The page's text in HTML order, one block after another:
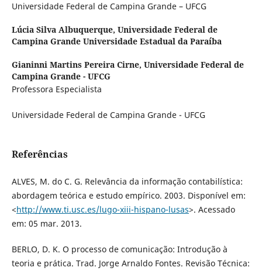
Universidade Federal de Campina Grande – UFCG
Lúcia Silva Albuquerque, Universidade Federal de
Campina Grande Universidade Estadual da Paraíba
Gianinni Martins Pereira Cirne, Universidade Federal de
Campina Grande - UFCG
Professora Especialista
Universidade Federal de Campina Grande - UFCG
Referências
ALVES, M. do C. G. Relevância da informação contabilística:
abordagem teórica e estudo empírico. 2003. Disponível em:
<http://www.ti.usc.es/lugo-xiii-hispano-lusas>. Acessado
em: 05 mar. 2013.
BERLO, D. K. O processo de comunicação: Introdução à
teoria e prática. Trad. Jorge Arnaldo Fontes. Revisão Técnica: